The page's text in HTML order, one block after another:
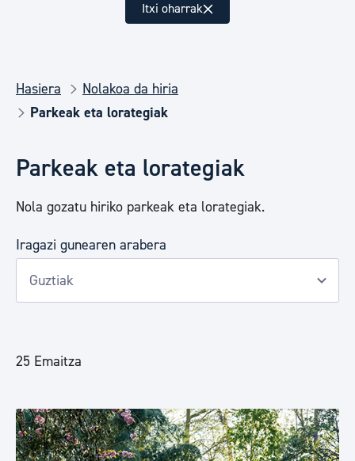
Itxi oharrak
Hasiera
Nolakoa da hiria
Parkeak eta lorategiak
Parkeak eta lorategiak
Nola gozatu hiriko parkeak eta lorategiak.
Iragazi gunearen arabera
25 Emaitza